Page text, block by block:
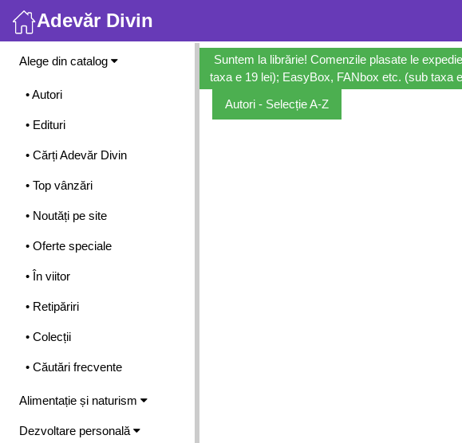
Adevăr Divin
Meniu
Alege din catalog
• Autori
• Edituri
• Cărți Adevăr Divin
• Top vânzări
• Noutăți pe site
• Oferte speciale
• În viitor
• Retipăriri
• Colecții
• Căutări frecvente
Alimentație și naturism
Dezvoltare personală
Suntem la librărie! Comenzile plasate le
taxa e 19 lei); EasyBox, FANbox etc. (sub taxa
Autori - Selecție A-Z